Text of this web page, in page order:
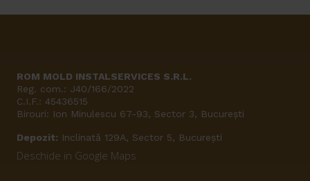
ROM MOLD INSTALSERVICES S.R.L.
Reg. com.: J40/166/2022
C.I.F.: 45436515
Birouri: Ion Minulescu 67-93, Sector 3, București
Depozit: Inclinată 129A, Sector 5, București
Deschide in Google Maps